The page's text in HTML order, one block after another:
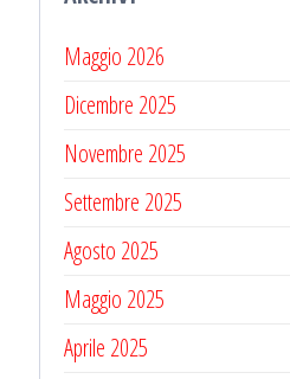
Maggio 2026
Dicembre 2025
Novembre 2025
Settembre 2025
Agosto 2025
Maggio 2025
Aprile 2025